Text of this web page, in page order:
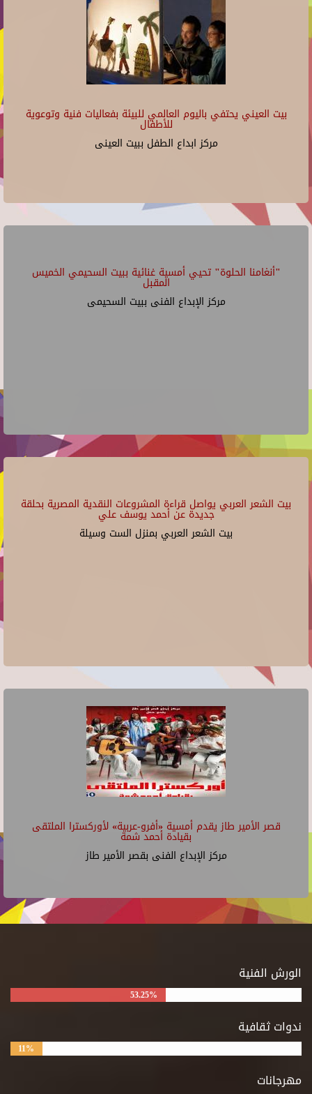
بيت العيني يحتفي باليوم العالمي للبيئة بفعاليات فنية وتوعوية
للأطفال
مركز ابداع الطفل ببيت العينى
"أنغامنا الحلوة" تحيي أمسية غنائية ببيت السحيمي الخميس
المقبل
مركز الإبداع الفنى ببيت السحيمى
بيت الشعر العربي يواصل قراءة المشروعات النقدية المصرية بحلقة
جديدة عن أحمد يوسف علي
بيت الشعر العربي بمنزل الست وسيلة
قصر الأمير طاز يقدم أمسية «أفرو-عربية» لأوركسترا الملتقى
بقيادة أحمد شمة
مركز الإبداع الفنى بقصر الأمير طاز
الورش الفنية
53.25%
ندوات ثقافية
11%
مهرجانات